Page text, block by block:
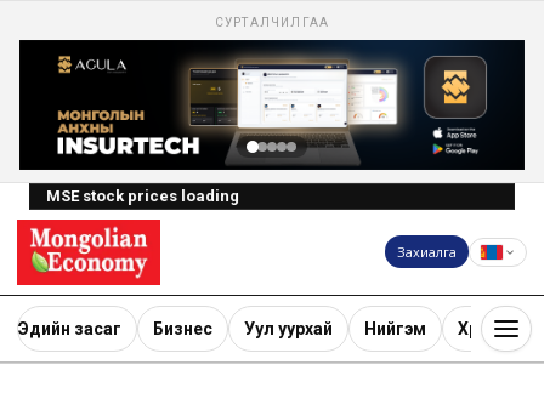
СУРТАЛЧИЛГАА
MSE stock prices loading
Захиалга
Эдийн засаг Бизнес Уул уурхай Нийгэм Хөрөнгө